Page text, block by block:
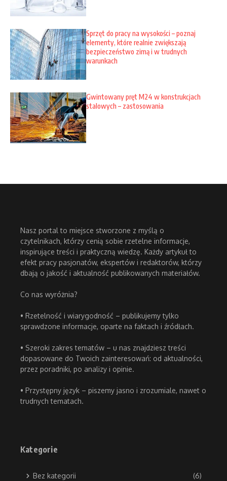
Sprzęt do pracy na wysokości – poznaj
elementy, które realnie zwiększają
bezpieczeństwo zimą i w trudnych
warunkach
Gwintowany pręt M24 w konstrukcjach
stalowych – zastosowania
Nasz portal to miejsce stworzone z myślą o
czytelnikach, którzy cenią sobie rzetelne informacje,
inspirujące treści i praktyczną wiedzę. Każdy artykuł to
efekt pracy pasjonatów, ekspertów i redaktorów, którzy
dbają o jakość i aktualność publikowanych materiałów.
Co nas wyróżnia?
• Rzetelność i wiarygodność – publikujemy tylko
sprawdzone informacje, oparte na faktach i źródłach.
• Szeroki zakres tematów – u nas znajdziesz treści
dopasowane do Twoich zainteresowań: od aktualności,
przez poradniki, po analizy i opinie.
• Przystępny język – piszemy jasno i zrozumiale, nawet o
trudnych tematach.
Kategorie
Bez kategorii (6)